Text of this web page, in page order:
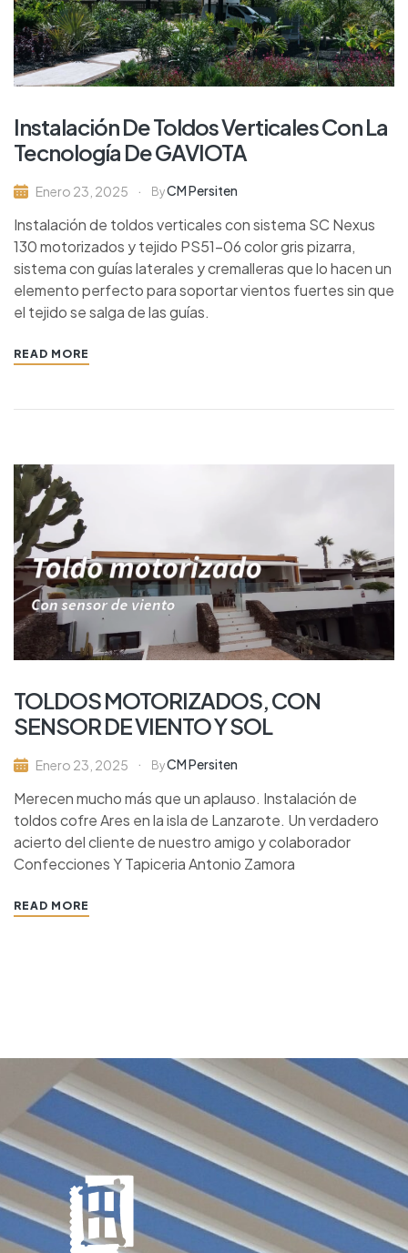
Instalación De Toldos Verticales Con La
Tecnología De GAVIOTA
Enero 23, 2025 ByCM Persiten
Instalación de toldos verticales con sistema SC Nexus
130 motorizados y tejido PS51-06 color gris pizarra,
sistema con guías laterales y cremalleras que lo hacen un
elemento perfecto para soportar vientos fuertes sin que
el tejido se salga de las guías.
READ MORE
TOLDOS MOTORIZADOS, CON
SENSOR DE VIENTO Y SOL
Enero 23, 2025 ByCM Persiten
Merecen mucho más que un aplauso. Instalación de
toldos cofre Ares en la isla de Lanzarote. Un verdadero
acierto del cliente de nuestro amigo y colaborador
Confecciones Y Tapiceria Antonio Zamora
READ MORE